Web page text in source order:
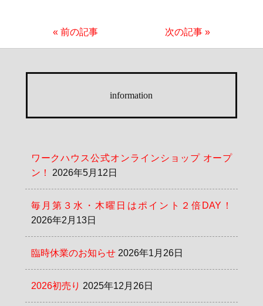
« 前の記事 次の記事 »
information
ワークハウス公式オンラインショップ オープ
ン！
2026年5月12日
毎月第３水・木曜日はポイント２倍DAY！
2026年2月13日
臨時休業のお知らせ 2026年1月26日
2026初売り 2025年12月26日